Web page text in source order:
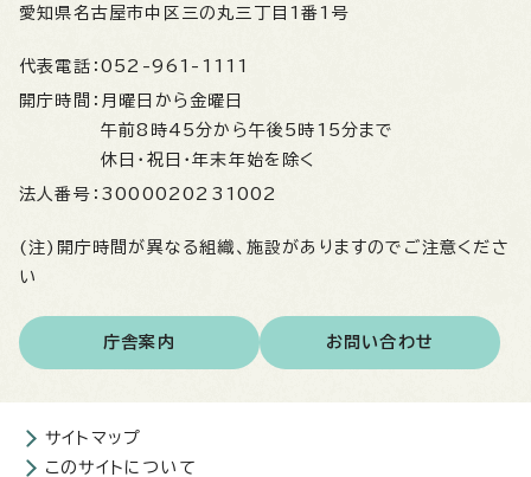
愛知県名古屋市中区三の丸三丁目1番1号
代表電話： 052-961-1111
開庁時間： 月曜日から金曜日
午前8時45分から午後5時15分まで
休日・祝日・年末年始を除く
法人番号： 3000020231002
(注)開庁時間が異なる組織、施設がありますのでご注意くださ
い
庁舎案内 お問い合わせ
サイトマップ
このサイトについて